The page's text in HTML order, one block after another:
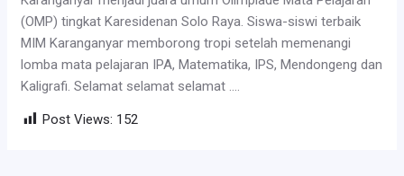
(OMP) tingkat Karesidenan Solo Raya. Siswa-siswi terbaik
MIM Karanganyar memborong tropi setelah memenangi
lomba mata pelajaran IPA, Matematika, IPS, Mendongeng dan
Kaligrafi. Selamat selamat selamat ….
Post Views: 152